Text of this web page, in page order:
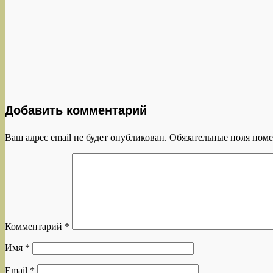
Добавить комментарий
Ваш адрес email не будет опубликован. Обязательные поля
Комментарий *
Имя *
Email *